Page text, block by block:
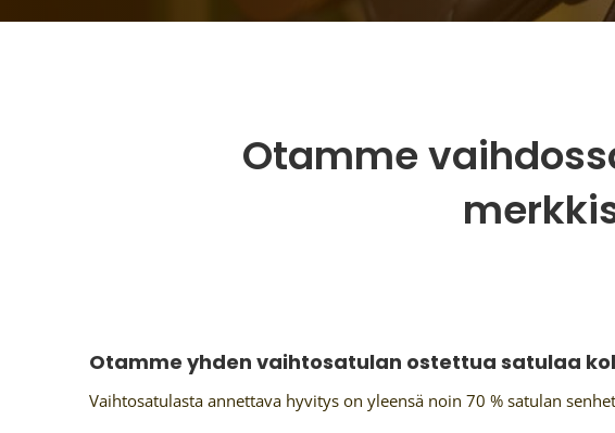
Otamme
Otamme yhden vaihtosatulan ostettua satulaa
Vaihtosatulasta annettava hyvitys on yleensä noin 70 % satulan